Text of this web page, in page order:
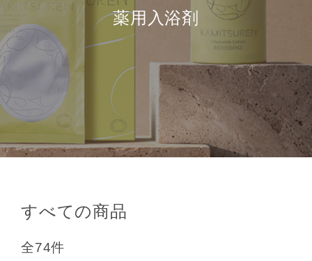
薬用入浴剤
すべての商品
全74件